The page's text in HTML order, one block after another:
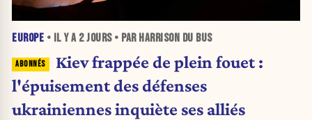
EUROPE • IL Y A 2 JOURS• PAR HARRISON DU BUS
Kiev frappée de plein fouet :
l'épuisement des défenses
ukrainiennes inquiète ses alliés